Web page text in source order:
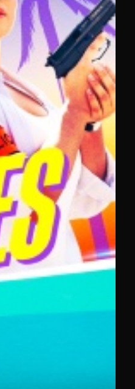
fin d'année 2025,
La programmation de
cinéma sans publicité.
de réalisateurs